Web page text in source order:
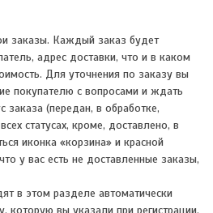
заказы. Каждый заказ будет
адрес доставки, что и в каком
Для уточнения по заказу вы
покупателю с вопросами и ждать
заказа (передан, в обработке,
статусах, кроме, доставлено, в
иконка «корзина» и красной
у вас есть не доставленные заказы,
в этом разделе автоматически
которую вы указали при регистрации,